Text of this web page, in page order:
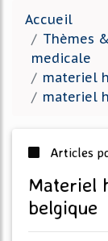
Accueil
Thèmes
medicale
materiel
materiel
Articles
materiel handicape occasion
belgique